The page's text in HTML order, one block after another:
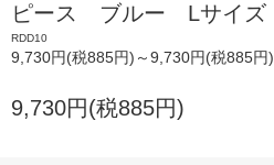
ピース ブルー Lサイズ
RDD10
9,730円(税885円)～9,730円(税885円)
9,730円(税885円)